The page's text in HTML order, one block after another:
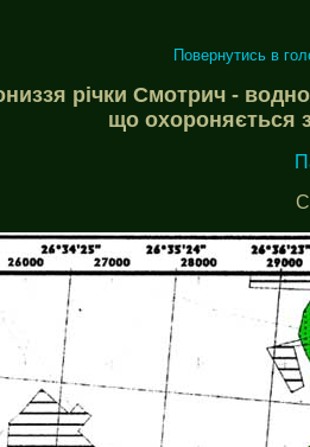
Повернутись в
річки Смотрич -
що охороняється